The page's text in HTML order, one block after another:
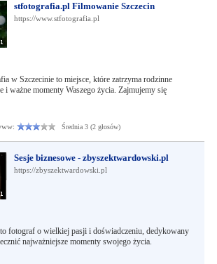
stfotografia.pl Filmowanie Szczecin
https://www.stfotografia.pl
w Szczecinie to miejsce, które zatrzyma rodzinne
i ważne momenty Waszego życia. Zajmujemy się
Średnia 3 (2 głosów)
Sesje biznesowe - zbyszektwardowski.pl
https://zbyszektwardowski.pl
fotograf o wielkiej pasji i doświadczeniu, dedykowany
najważniejsze momenty swojego życia.